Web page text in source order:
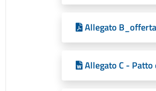
Allegato
Allegato C -